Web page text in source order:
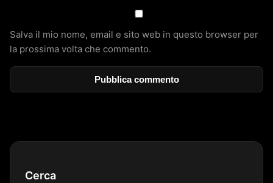
Salva il mio nome, email e sito web in questo browser per
la prossima volta che commento.
Cerca